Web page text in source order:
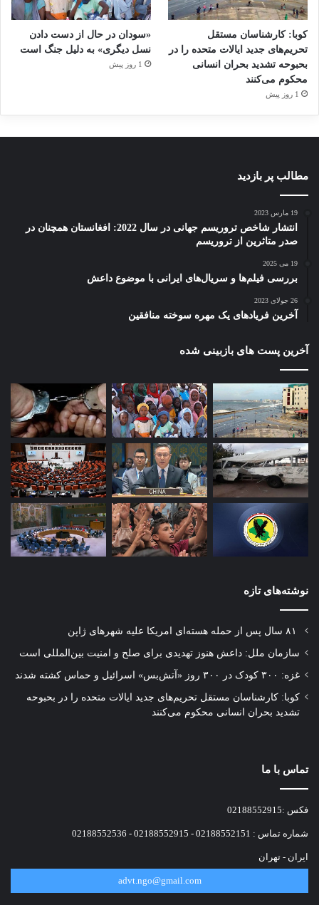
کوبا: کارشناسان مستقل
تحریم‌های جدید ایالات متحده را در
بحبوحه تشدید بحران انسانی
محکوم می‌کنند
1 روز پیش
«سودان در حال از دست دادن
نسل دیگری» به دلیل جنگ است
1 روز پیش
مطالب پر بازدید
19 مارس 2023
انتشار شاخص تروریسم جهانی در سال 2022: افغانستان همچنان در
صدر متاثرین از تروریسم
19 می 2025
بررسی فیلم‌ها و سریال‌های ایرانی با موضوع داعش
26 جولای 2023
آخرین فریادهای یک مهره سوخته منافقین
آخرین پست های بازبینی شده
نوشته‌های تازه
سازمان ملل: داعش هنوز تهدیدی برای صلح و امنیت بین‌المللی است
غزه: ۳۰۰ کودک در ۳۰۰ روز «آتش‌بس» اسرائیل و حماس کشته شدند
کوبا: کارشناسان مستقل تحریم‌های جدید ایالات متحده را در بحبوحه
تشدید بحران انسانی محکوم می‌کنند
تماس با ما
فکس :02188552915
شماره تماس : 02188552151 - 02188552915 - 02188552536
ایران - تهران
advt.ngo@gmail.com